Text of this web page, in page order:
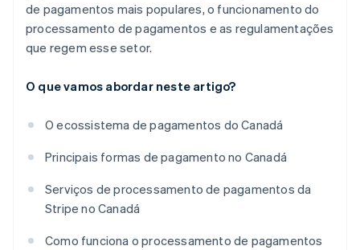
de pagamentos mais populares, o funcionamento do
processamento de pagamentos e as regulamentações
que regem esse setor.
O que vamos abordar neste artigo?
O ecossistema de pagamentos do Canadá
Principais formas de pagamento no Canadá
Serviços de processamento de pagamentos da
Stripe no Canadá
Como funciona o processamento de pagamentos